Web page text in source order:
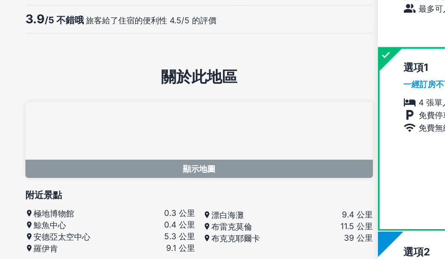
3.9/5 不錯哦 旅客給了住宿的便利性 4.5/5 的評價
最多
選項
一經訂房
4 張單
免費停
免費
選項
關於此地區
顯示地圖
附近景點
極地博物館
0.3 公里
鯨魚中心
0.4 公里
安德亞太空中心
5.3 公里
羅伊肯
9.1 公里
漂白海灘
9.4 公里
布雷克莫倫
11.5 公里
布克克耶爾卡
39 公里